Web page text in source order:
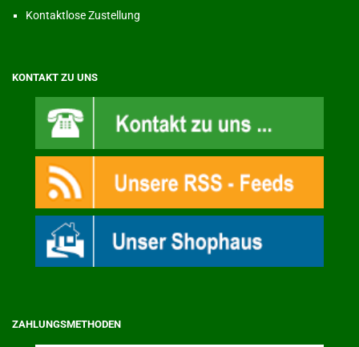
Kontaktlose Zustellung
KONTAKT ZU UNS
ZAHLUNGSMETHODEN